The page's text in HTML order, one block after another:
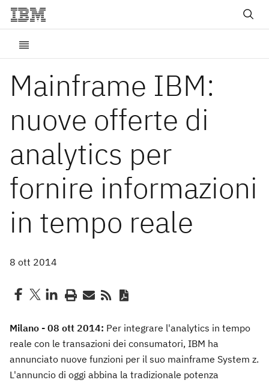
Mainframe IBM:
nuove offerte di
analytics per
fornire informazioni
in tempo reale
8 ott 2014
Milano - 08 ott 2014: Per integrare l'analytics in tempo
reale con le transazioni dei consumatori, IBM ha
annunciato nuove funzioni per il suo mainframe System z.
L'annuncio di oggi abbina la tradizionale potenza